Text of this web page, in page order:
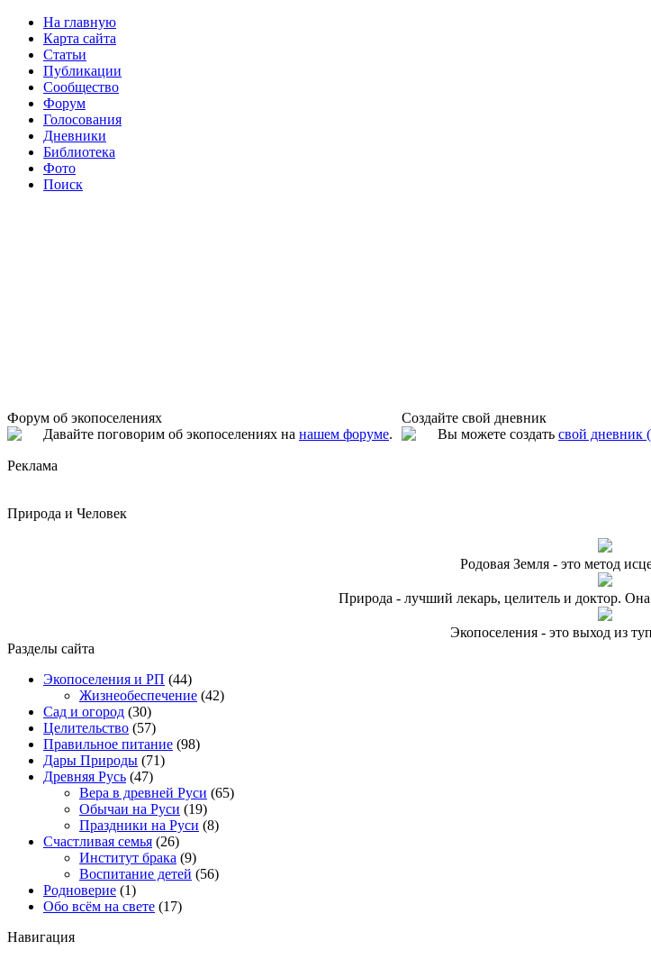
На главную
Карта сайта
Статьи
Публикации
Сообщество
Форум
Голосования
Дневники
Библиотека
Фото
Поиск
Форум об экопоселениях
Давайте поговорим об экопоселениях на нашем форуме.
Создайте свой дневник
Вы можете создать свой дневник
Реклама
Природа и Человек
Родовая Земля - это метод
Природа - лучший лекарь, целитель и доктор.
Экопоселения - это выход из
Разделы сайта
Экопоселения и РП (44)
Жизнеобеспечение (42)
Сад и огород (30)
Целительство (57)
Правильное питание (98)
Дары Природы (71)
Древняя Русь (47)
Вера в древней Руси (65)
Обычаи на Руси (19)
Праздники на Руси (8)
Счастливая семья (26)
Институт брака (9)
Воспитание детей (56)
Родноверие (1)
Обо всём на свете (17)
Навигация